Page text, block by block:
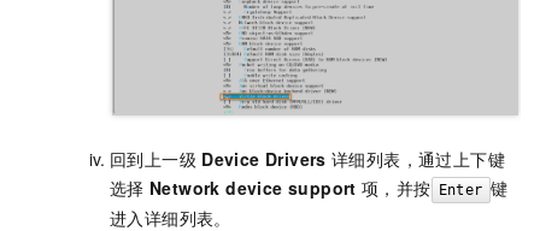
回到上一级 Device Drivers 详细列表，通过上下键
选择 Network device support 项，并按 Enter 键
进入详细列表。